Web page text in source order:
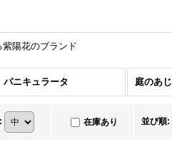
陽花のブランド
パニキュラータ 庭のあ
在庫あり 並び順: